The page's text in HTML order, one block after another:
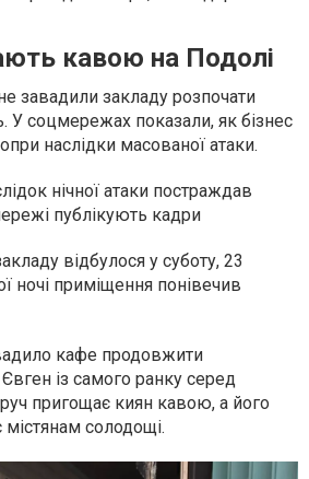
кавою на Подолі
завадили закладу розпочати
У соцмережах показали, як бізнес
наслідки масованої атаки.
нічної атаки постраждав
публікують кадри
відбулося у суботу, 23
ночі приміщення понівечив
кафе продовжити
із самого ранку серед
пригощає киян кавою, а його
солодощі.